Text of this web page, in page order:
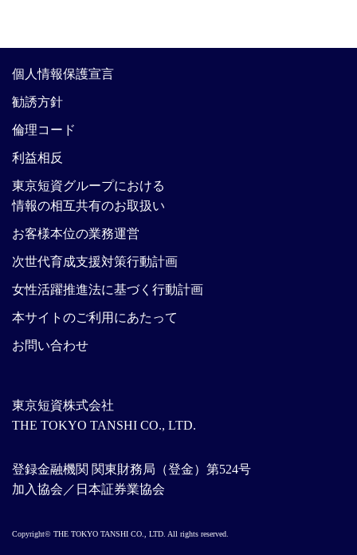
東京短資株式会社
THE TOKYO TANSHI CO., LTD.
登録金融機関 関東財務局（登金）第524号
加入協会／日本証券業協会
個人情報保護宣言
勧誘方針
倫理コード
利益相反
東京短資グループにおける
情報の相互共有のお取扱い
お客様本位の業務運営
次世代育成支援対策行動計画
女性活躍推進法に基づく行動計画
本サイトのご利用にあたって
お問い合わせ
Copyright© THE TOKYO TANSHI CO., LTD. All rights reserved.